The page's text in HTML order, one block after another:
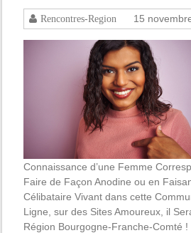
Rencontres-Region 15
Connaissance d’une Femme
Faire de Façon Anodine ou en
Célibataire Vivant dans cette
Ligne, sur des Sites Amoureux, il
Région Bourgogne-Franche-Comté !